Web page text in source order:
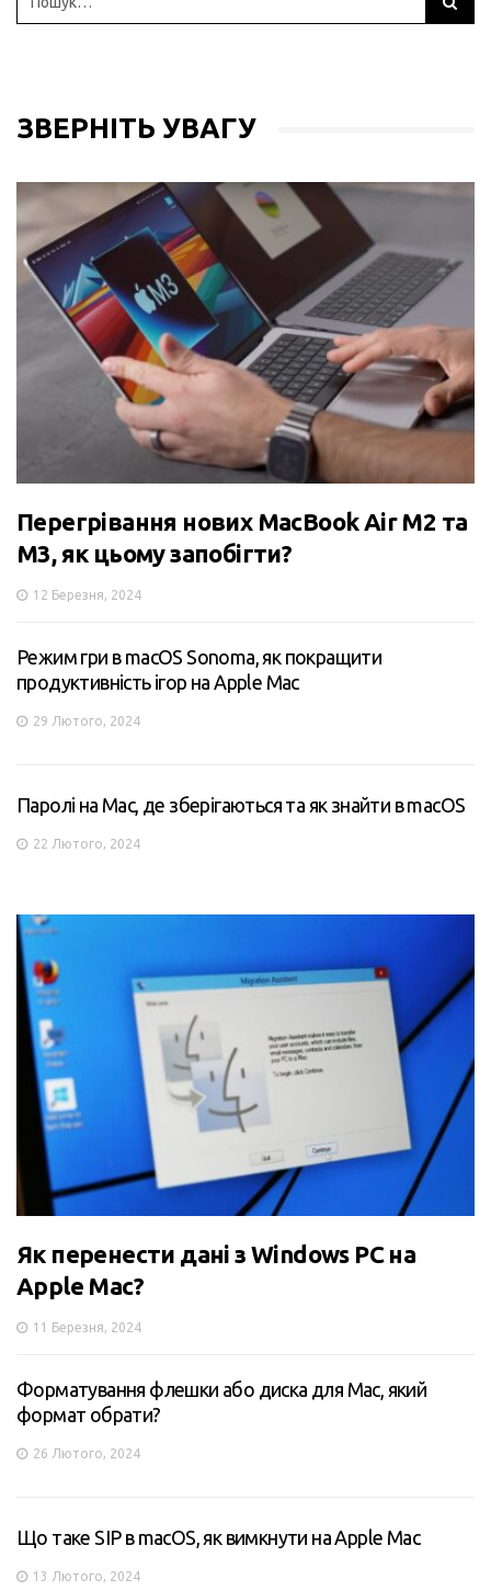
ЗВЕРНІТЬ УВАГУ
Перегрівання нових MacBook Air M2 та
M3, як цьому запобігти?
12 Березня, 2024
Режим гри в macOS Sonoma, як покращити
продуктивність ігор на Apple Mac
29 Лютого, 2024
Паролі на Mac, де зберігаються та як знайти в macOS
22 Лютого, 2024
Як перенести дані з Windows PC на
Apple Mac?
11 Березня, 2024
Форматування флешки або диска для Mac, який
формат обрати?
26 Лютого, 2024
Що таке SIP в macOS, як вимкнути на Apple Mac
13 Лютого, 2024